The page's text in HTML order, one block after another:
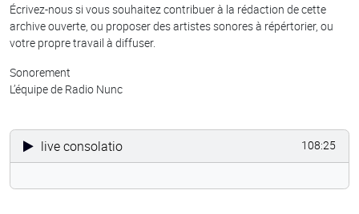
Écrivez-nous si vous souhaitez contribuer à la rédaction de cette
archive ouverte, ou proposer des artistes sonores à répértorier, ou
votre propre travail à diffuser.
Sonorement
L’équipe de Radio Nunc
live consolatio 108:25